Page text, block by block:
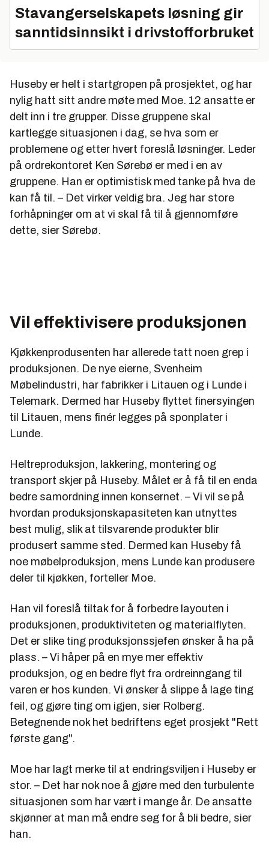
Stavangerselskapets løsning gir
sanntidsinnsikt i drivstofforbruket
Huseby er helt i startgropen på prosjektet, og har
nylig hatt sitt andre møte med Moe. 12 ansatte er
delt inn i tre grupper. Disse gruppene skal
kartlegge situasjonen i dag, se hva som er
problemene og etter hvert foreslå løsninger. Leder
på ordrekontoret Ken Sørebø er med i en av
gruppene. Han er optimistisk med tanke på hva de
kan få til. – Det virker veldig bra. Jeg har store
forhåpninger om at vi skal få til å gjennomføre
dette, sier Sørebø.
Vil effektivisere produksjonen
Kjøkkenprodusenten har allerede tatt noen grep i
produksjonen. De nye eierne, Svenheim
Møbelindustri, har fabrikker i Litauen og i Lunde i
Telemark. Dermed har Huseby flyttet finersyingen
til Litauen, mens finér legges på sponplater i
Lunde.
Heltreproduksjon, lakkering, montering og
transport skjer på Huseby. Målet er å få til en enda
bedre samordning innen konsernet. – Vi vil se på
hvordan produksjonskapasiteten kan utnyttes
best mulig, slik at tilsvarende produkter blir
produsert samme sted. Dermed kan Huseby få
noe møbelproduksjon, mens Lunde kan produsere
deler til kjøkken, forteller Moe.
Han vil foreslå tiltak for å forbedre layouten i
produksjonen, produktiviteten og materialflyten.
Det er slike ting produksjonssjefen ønsker å ha på
plass. – Vi håper på en mye mer effektiv
produksjon, og en bedre flyt fra ordreinngang til
varen er hos kunden. Vi ønsker å slippe å lage ting
feil, og gjøre ting om igjen, sier Rolberg.
Betegnende nok het bedriftens eget prosjekt "Rett
første gang".
Moe har lagt merke til at endringsviljen i Huseby er
stor. – Det har nok noe å gjøre med den turbulente
situasjonen som har vært i mange år. De ansatte
skjønner at man må endre seg for å bli bedre, sier
han.